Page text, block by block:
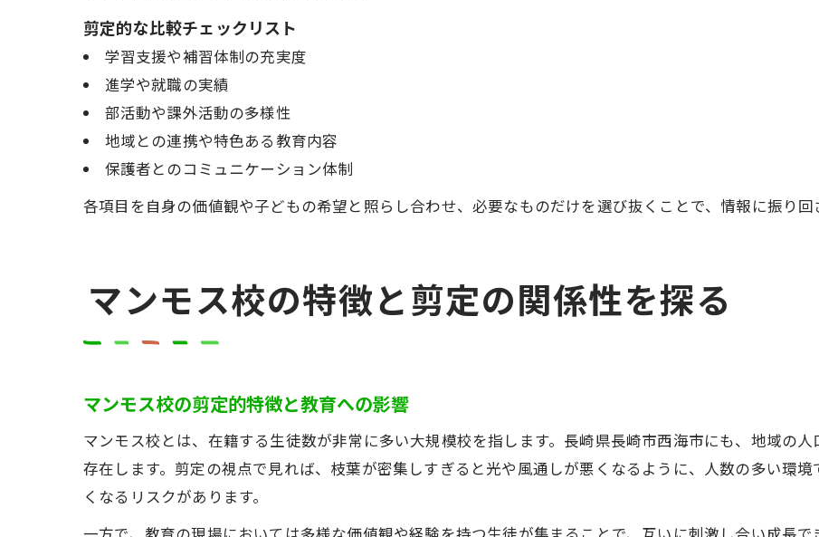
剪定的な比較チェックリスト
学習支援や補習体制の充実度
進学や就職の実績
部活動や課外活動の多様性
地域との連携や特色ある教育内容
保護者とのコミュニケーション体制
各項目を自身の価値観や子どもの希望と照らし合わせ、必要なものだけを選び抜くことで、情報に振り回
マンモス校の特徴と剪定の関係性を探る
マンモス校の剪定的特徴と教育への影響
マンモス校とは、在籍する生徒数が非常に多い大規模校を指します。長崎県長崎市西海市にも、地域の
存在します。剪定の視点で見れば、枝葉が密集しすぎると光や風通しが悪くなるように、人数の多い環
くなるリスクがあります。